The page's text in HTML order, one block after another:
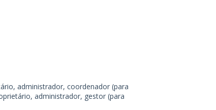
administrador, coordenador (para
administrador, gestor (para